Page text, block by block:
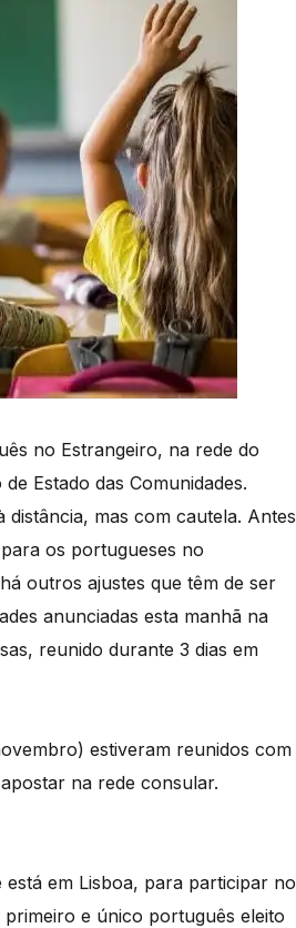
no Estrangeiro, na rede do
Estado das Comunidades.
mas com cautela. Antes
os portugueses no
outros ajustes que têm de ser
anunciadas esta manhã na
reunido durante 3 dias em
estiveram reunidos com
na rede consular.
em Lisboa, para participar no
e único português eleito